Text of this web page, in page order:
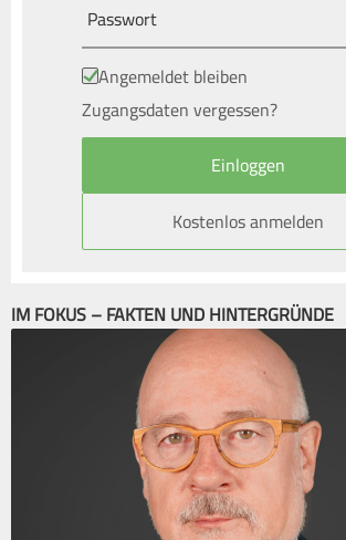
Angemeldet bleiben
Zugangsdaten vergessen?
Kostenlos anmelden
IM FOKUS – FAKTEN UND HINTERGRÜNDE